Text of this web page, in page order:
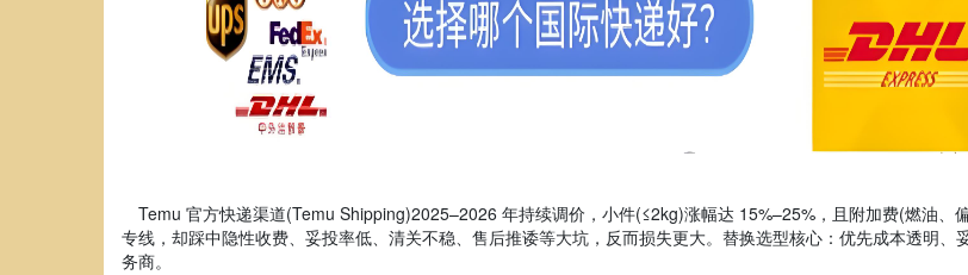
Temu 官方快递渠道(Temu Shipping)2025–2026 年持续调价，小件(≤2kg)涨幅达 15%–25%，且附加费(燃油、
专线，却踩中隐性收费、妥投率低、清关不稳、售后推诿等大坑，反而损失更大。替换选型核心：优先成本透明
务商。